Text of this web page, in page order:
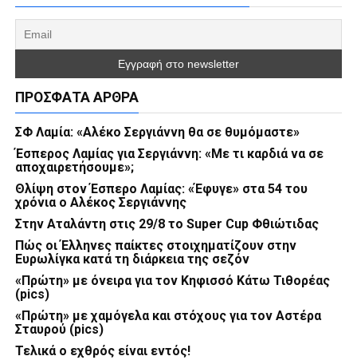
ΠΡΌΣΦΑΤΑ ΆΡΘΡΑ
ΣΦ Λαμία: «Αλέκο Σεργιάννη θα σε θυμόμαστε»
Έσπερος Λαμίας για Σεργιάννη: «Με τι καρδιά να σε
αποχαιρετήσουμε»;
Θλίψη στον Έσπερο Λαμίας: «Έφυγε» στα 54 του
χρόνια ο Αλέκος Σεργιάννης
Στην Αταλάντη στις 29/8 το Super Cup Φθιώτιδας
Πώς οι Έλληνες παίκτες στοιχηματίζουν στην
Ευρωλίγκα κατά τη διάρκεια της σεζόν
«Πρώτη» με όνειρα για τον Κηφισσό Κάτω Τιθορέας
(pics)
«Πρώτη» με χαμόγελα και στόχους για τον Αστέρα
Σταυρού (pics)
Τελικά ο εχθρός είναι εντός!